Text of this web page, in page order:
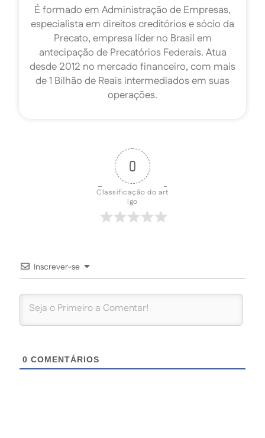
É formado em Administração de Empresas,
especialista em direitos creditórios e sócio da
Precato, empresa líder no Brasil em
antecipação de Precatórios Federais. Atua
desde 2012 no mercado financeiro, com mais
de 1 Bilhão de Reais intermediados em suas
operações.
0
Classificação do art
igo
Inscrever-se
0 COMENTÁRIOS